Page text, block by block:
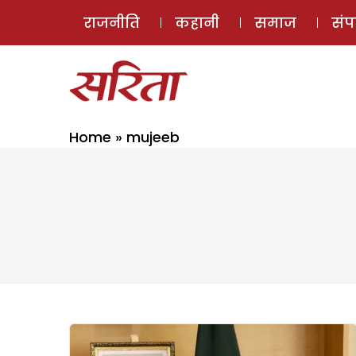
राजनीति कहानी समाज
Home » mujeeb